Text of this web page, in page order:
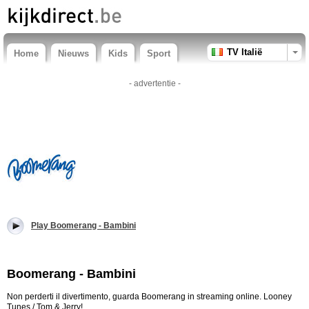
Home Nieuws Kids Sport TV Italië
- advertentie -
Play Boomerang - Bambini
Boomerang - Bambini
Non perderti il divertimento, guarda Boomerang in streaming online. Looney
Tunes / Tom & Jerry!